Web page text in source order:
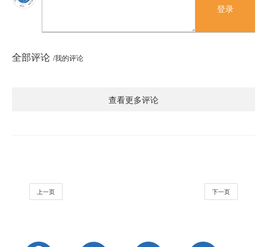
登录
全部评论 /我的评论
查看更多评论
上一页 下一页